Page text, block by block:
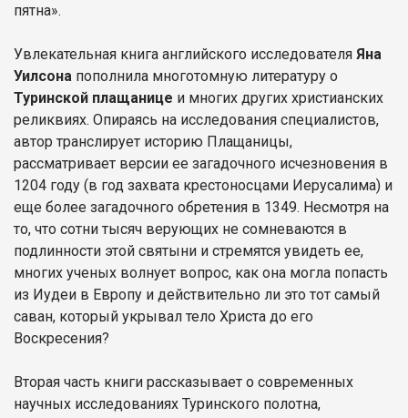
пятна».
Увлекательная книга английского исследователя Яна
Уилсона пополнила многотомную литературу о
Туринской плащанице и многих других христианских
реликвиях. Опираясь на исследования специалистов,
автор транслирует историю Плащаницы,
рассматривает версии ее загадочного исчезновения в
1204 году (в год захвата крестоносцами Иерусалима) и
еще более загадочного обретения в 1349. Несмотря на
то, что сотни тысяч верующих не сомневаются в
подлинности этой святыни и стремятся увидеть ее,
многих ученых волнует вопрос, как она могла попасть
из Иудеи в Европу и действительно ли это тот самый
саван, который укрывал тело Христа до его
Воскресения?
Вторая часть книги рассказывает о современных
научных исследованиях Туринского полотна,